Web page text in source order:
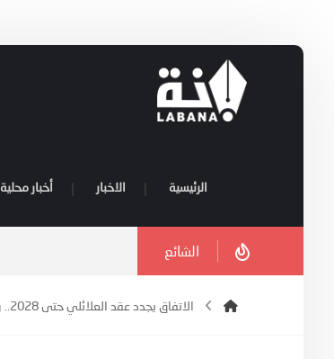
الرئيسية الاخبار أخبار محلية
الشائع
الاتفاق يجدد عقد العلائلي حتى 2028.. ويعيره للتعاون.